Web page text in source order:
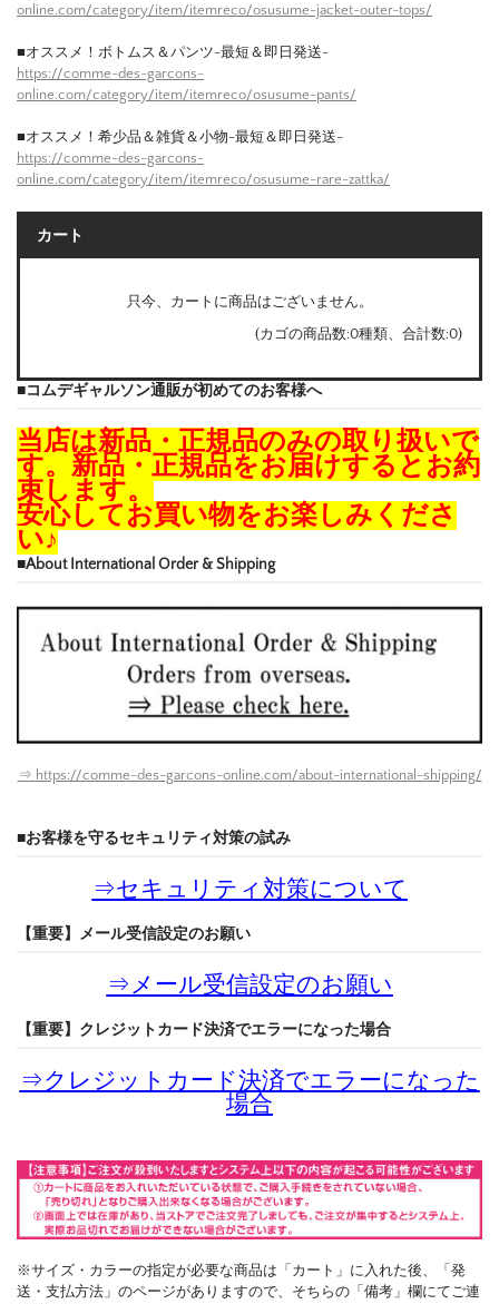
online.com/category/item/itemreco/osusume-jacket-outer-tops/
■オススメ！ボトムス＆パンツ-最短＆即日発送-
https://comme-des-garcons-
online.com/category/item/itemreco/osusume-pants/
■オススメ！希少品＆雑貨＆小物-最短＆即日発送-
https://comme-des-garcons-
online.com/category/item/itemreco/osusume-rare-zattka/
カート
只今、カートに商品はございません。
(カゴの商品数:0種類、合計数:0)
■コムデギャルソン通販が初めてのお客様へ
当店は新品・正規品のみの取り扱いで
す。新品・正規品をお届けするとお約
束します。
安心してお買い物をお楽しみくださ
い♪
■About International Order & Shipping
⇒ https://comme-des-garcons-online.com/about-international-shipping/
■お客様を守るセキュリティ対策の試み
⇒セキュリティ対策について
【重要】メール受信設定のお願い
⇒メール受信設定のお願い
【重要】クレジットカード決済でエラーになった場合
⇒クレジットカード決済でエラーになった
場合
※サイズ・カラーの指定が必要な商品は「カート」に入れた後、「発
送・支払方法」のページがありますので、そちらの「備考」欄にてご連